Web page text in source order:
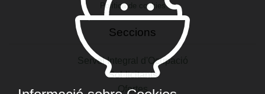
Política de cookies
Seccions
Servei Integral d'Ocupació
Sol·licitants
Ofertes